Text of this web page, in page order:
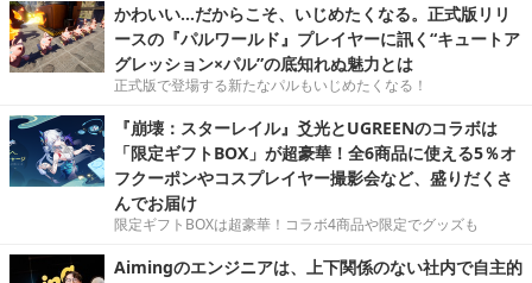
かわいい…だからこそ、いじめたくなる。正式版リリ
ースの『パルワールド』プレイヤーに訊く“キュートア
グレッション×パル”の底知れぬ魅力とは
正式版で登場する新たなパルもいじめたくなる！
『崩壊：スターレイル』爻光とUGREENのコラボは
「限定ギフトBOX」が超豪華！全6商品に使える5％オ
フクーポンやコスプレイヤー撮影会など、盛りだくさ
んでお届け
限定ギフトBOXは超豪華！コラボ4商品や限定でグッズも
Aimingのエンジニアは、上下関係のない社内で自主的